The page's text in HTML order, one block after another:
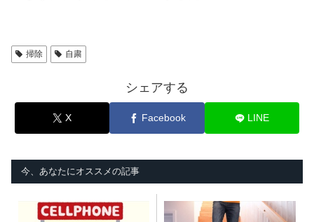
掃除 自粛
シェアする
X Facebook LINE
今、あなたにオススメの記事